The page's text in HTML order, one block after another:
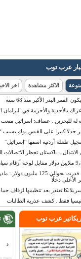
عرب توب
الاكثر مشاهدة اخر الاخبار
القمر البدر الأكبر منذ 68 سنة
بالأحذية والأحزمة في البرلمان
للبحرين.. عساف: اسرائيل منعت
جدلا كبيرا على الفيس بوك بسبب
طفلة أردنية اسمها “إسرائيل”
.. باكستان تحظر الاتصالات
بإيرادات قدرت بحوالي 125
دخلًا
تعتذر بعد تنظيمها لزفاف
فقط.. كشف عذرية الطالبات
عرب توب